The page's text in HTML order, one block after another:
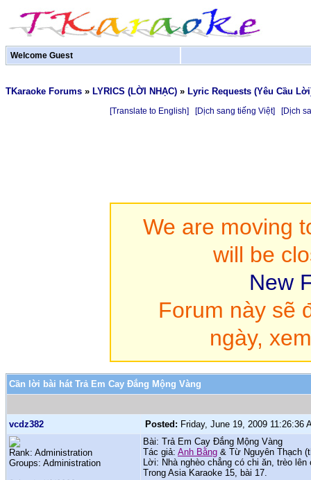
Welcome Guest
TKaraoke Forums » LYRICS (LỜI NHẠC) » Lyric Requests (Yêu Cầu
[Translate to English] [Dịch sang tiếng Việt] [Dịch
We are moving
will be
New
Forum này sẽ
ngày,
Cần lời bài hát Trả Em Cay Đắng Mộng Vàng
vcdz382 Posted: Friday, June 19, 2009 11:26:36
Rank: Administration
Groups: Administration
Bài: Trả Em Cay Đắng Mộng Vàng
Tác giả: Anh Bằng & Từ Nguyên Thạch
Lời: Nhà nghèo chẳng có chi ăn, trèo
Trong Asia Karaoke 15, bài 17.